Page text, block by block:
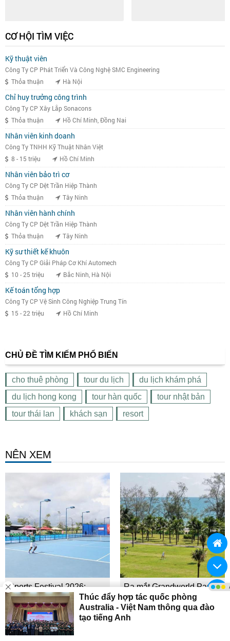
CHỦ ĐỀ TÌM KIẾM PHỔ BIẾN
cho thuê phòng tour du lịch
du lịch khám phá
du lịch hong kong
tour hàn quốc
tour nhật bản
tour thái lan
khách sạn resort
NÊN XEM
Sports Festival 2026:
Cuộc ’tổng duyệt’ cho
chuỗi giải đấu quốc tế
mùa hè
Ra mắt Grandworld Park
Golf 18 lỗ tại Wyndham
Garden Grandworld Phú
Quốc